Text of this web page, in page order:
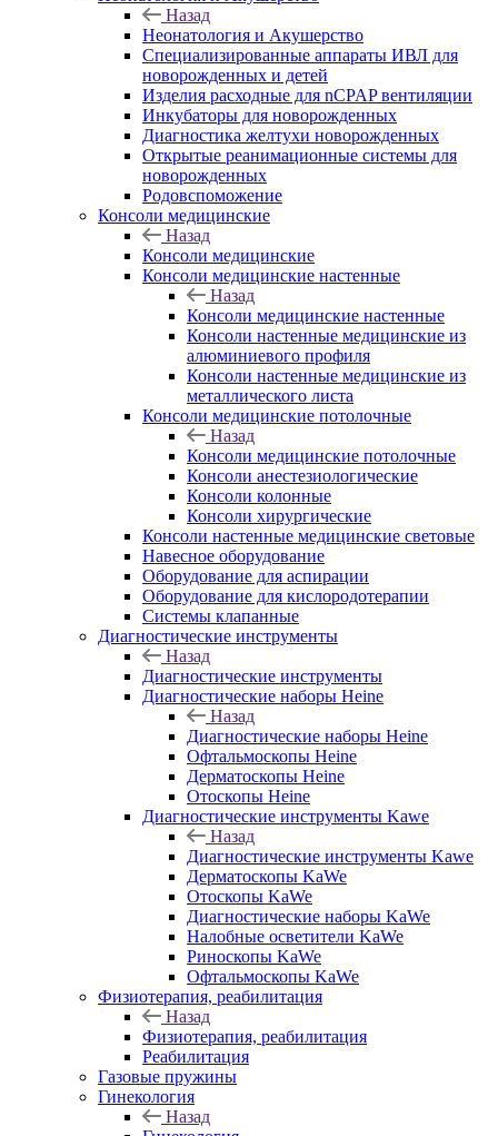
Назад
Неонатология и Акушерство
Специализированные аппараты ИВЛ для
новорожденных и детей
Изделия расходные для nCPAP вентиляции
Инкубаторы для новорожденных
Диагностика желтухи новорожденных
Открытые реанимационные системы для
новорожденных
Родовспоможение
Консоли медицинские
Назад
Консоли медицинские
Консоли медицинские настенные
Назад
Консоли медицинские настенные
Консоли настенные медицинские из
алюминиевого профиля
Консоли настенные медицинские из
металлического листа
Консоли медицинские потолочные
Назад
Консоли медицинские потолочные
Консоли анестезиологические
Консоли колонные
Консоли хирургические
Консоли настенные медицинские световые
Навесное оборудование
Оборудование для аспирации
Оборудование для кислородотерапии
Системы клапанные
Диагностические инструменты
Назад
Диагностические инструменты
Диагностические наборы Heine
Назад
Диагностические наборы Heine
Офтальмоскопы Heine
Дерматоскопы Heine
Отоскопы Heine
Диагностические инструменты Kawe
Назад
Диагностические инструменты Kawe
Дерматоскопы KaWe
Отоскопы KaWe
Диагностические наборы KaWe
Налобные осветители KaWe
Риноскопы KaWe
Офтальмоскопы KaWe
Физиотерапия, реабилитация
Назад
Физиотерапия, реабилитация
Реабилитация
Газовые пружины
Гинекология
Назад